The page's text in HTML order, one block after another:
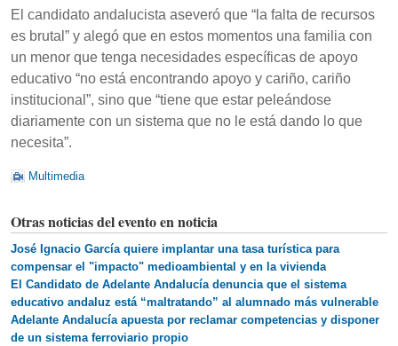
El candidato andalucista aseveró que “la falta de recursos
es brutal” y alegó que en estos momentos una familia con
un menor que tenga necesidades específicas de apoyo
educativo “no está encontrando apoyo y cariño, cariño
institucional”, sino que “tiene que estar peleándose
diariamente con un sistema que no le está dando lo que
necesita”.
Multimedia
Otras noticias del evento en noticia
José Ignacio García quiere implantar una tasa turística para
compensar el "impacto" medioambiental y en la vivienda
El Candidato de Adelante Andalucía denuncia que el sistema
educativo andaluz está “maltratando” al alumnado más vulnerable
Adelante Andalucía apuesta por reclamar competencias y disponer
de un sistema ferroviario propio